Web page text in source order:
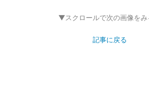
▼スクロールで次の画像を
記事に戻る